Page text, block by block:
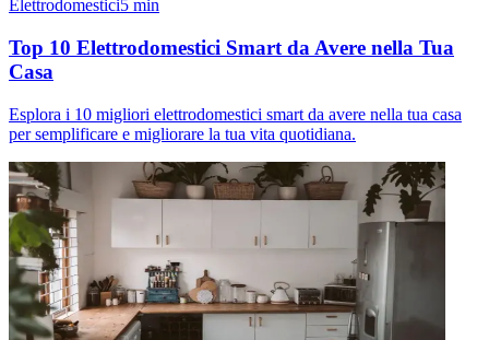
Elettrodomestici5 min
Top 10 Elettrodomestici Smart da Avere nella Tua
Casa
Esplora i 10 migliori elettrodomestici smart da avere nella tua casa
per semplificare e migliorare la tua vita quotidiana.